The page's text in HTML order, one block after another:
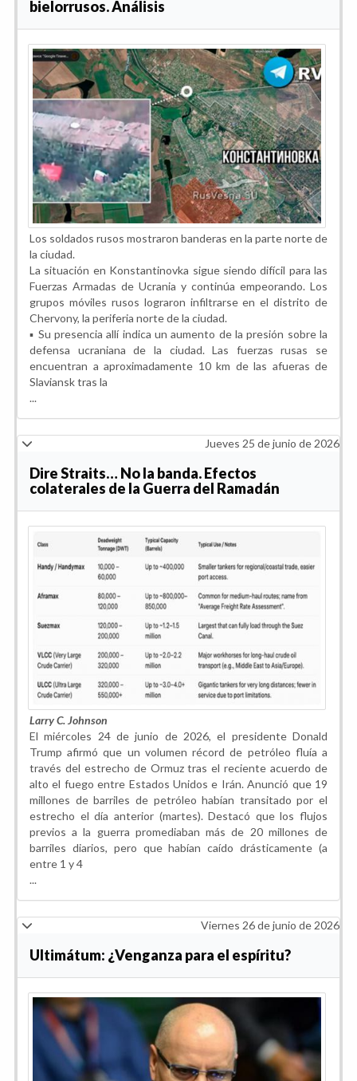
bielorrusos. Análisis
Los soldados rusos mostraron banderas en la parte norte de
la ciudad.
La situación en Konstantinovka sigue siendo difícil para las
Fuerzas Armadas de Ucrania y continúa empeorando. Los
grupos móviles rusos lograron infiltrarse en el distrito de
Chervony, la periferia norte de la ciudad.
▪️ Su presencia allí indica un aumento de la presión sobre la
defensa ucraniana de la ciudad. Las fuerzas rusas se
encuentran a aproximadamente 10 km de las afueras de
Slaviansk tras la
...
Jueves 25 de junio de 2026
Dire Straits… No la banda. Efectos
colaterales de la Guerra del Ramadán
Larry C. Johnson
El miércoles 24 de junio de 2026, el presidente Donald
Trump afirmó que un volumen récord de petróleo fluía a
través del estrecho de Ormuz tras el reciente acuerdo de
alto el fuego entre Estados Unidos e Irán. Anunció que 19
millones de barriles de petróleo habían transitado por el
estrecho el día anterior (martes). Destacó que los flujos
previos a la guerra promediaban más de 20 millones de
barriles diarios, pero que habían caído drásticamente (a
entre 1 y 4
...
Viernes 26 de junio de 2026
Ultimátum: ¿Venganza para el espíritu?